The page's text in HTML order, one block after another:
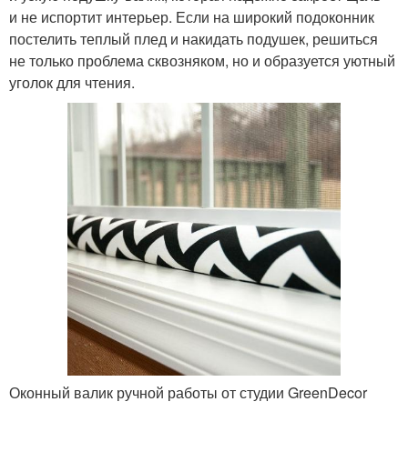
и не испортит интерьер. Если на широкий подоконник
постелить теплый плед и накидать подушек, решиться
не только проблема сквозняком, но и образуется уютный
уголок для чтения.
Оконный валик ручной работы от студии GreenDecor